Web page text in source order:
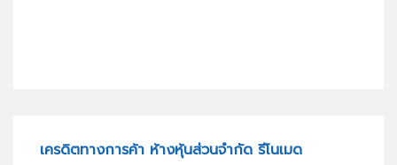
เครดิตทางการค้า ห้างหุ้นส่วนจำกัด รีโนเมด